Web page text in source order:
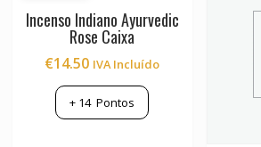
Incenso Indiano Ayurvedic
Rose Caixa
€14.50 IVA Incluído
+ 14Pontos